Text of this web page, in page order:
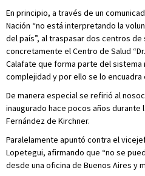
En principio, a través de un
Nación “no está interpretando la
del país”, al traspasar dos centros de
concretamente el Centro de Salud
Calafate que forma parte del
complejidad y por ello se lo encuadra
De manera especial se refirió al
inaugurado hace pocos años durante
Fernández de Kirchner.
Paralelamente apuntó contra el
Lopetegui, afirmando que “no se
desde una oficina de Buenos Aires y